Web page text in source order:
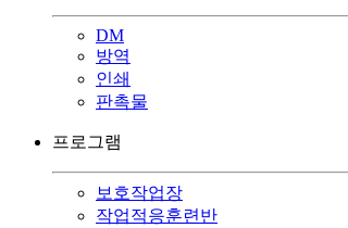
DM
방역
인쇄
판촉물
프로그램
보호작업장
작업적응훈련반